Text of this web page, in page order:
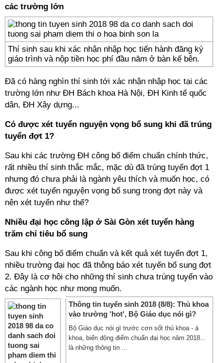
các trường lớn
Thí sinh sau khi xác nhận nhập học tiến hành đăng ký
giáo trình và nộp tiền học phí đầu năm ở bàn kế bên.
Đã có hàng nghìn thí sinh tới xác nhận nhập học tại các
trường lớn như ĐH Bách khoa Hà Nội, ĐH Kinh tế quốc
dân, ĐH Xây dựng...
Có được xét tuyển nguyện vọng bổ sung khi đã trúng
tuyển đợt 1?
Sau khi các trường ĐH công bố điểm chuẩn chính thức,
rất nhiều thí sinh thắc mắc, mặc dù đã trúng tuyển đợt 1
nhưng đó chưa phải là ngành yêu thích và muốn học, có
được xét tuyển nguyện vọng bổ sung trong đợt này và
nên xét tuyển như thế?
Nhiều đại học công lập ở Sài Gòn xét tuyển hàng
trăm chỉ tiêu bổ sung
Sau khi công bố điểm chuẩn và kết quả xét tuyển đợt 1,
nhiều trường đại học đã thông báo xét tuyển bổ sung đợt
2. Đây là cơ hội cho những thí sinh chưa trúng tuyển vào
các ngành học như mong muốn.
Thông tin tuyển sinh 2018 (8/8): Thủ khoa
vào trường 'hot', Bộ Giáo dục nói gì?
Bộ Giáo dục nói gì trước cơn sốt thủ khoa - á
khoa, biến động điểm chuẩn đại học năm 2018...
là những thông tin ...